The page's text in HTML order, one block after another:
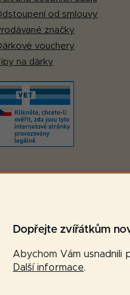
Dopřejte zvířátkům
Abychom Vám usnadnili
Další informace.
od smlouvy
značky
vouchery
na dárky
Pohodlná platba: